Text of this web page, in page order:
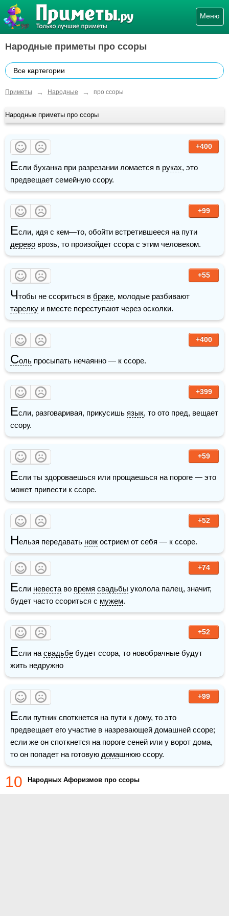
Меню
Народные приметы про ссоры
Все картегории
Приметы → Народные → про ссоры
Народные приметы про ссоры
+400
Если буханка при разрезании ломается в руках, это
предвещает семейную ссору.
+99
Е
дерево врозь, то произойдет ссора с этим человеком.
+55
Чтобы не ссориться в браке
тарелку и вместе переступают через осколки.
+400
Соль просыпать нечаянно — к ссоре.
+399
Если, разговаривая, прикусишь язык, то ото пред, вещает
ссору.
+59
Если ты здороваешься или прощаешься на пороге — это
может привести к ссоре.
+52
Нельзя передавать нож острием от себя — к ссоре.
+74
Если невеста во время свадьбы уколола палец, значит,
будет часто ссориться с мужем.
+52
Если на свадьбе будет ссора, то новобрачные будут
жить недружно
+99
Если путник споткнется на пути к дому, то это
предвещает его участие в назревающей домашней ссоре;
если же он споткнется на пороге сеней или у ворот дома,
то он попадет на готовую домашнюю ссору.
10 Народных Афоризмов про ссоры